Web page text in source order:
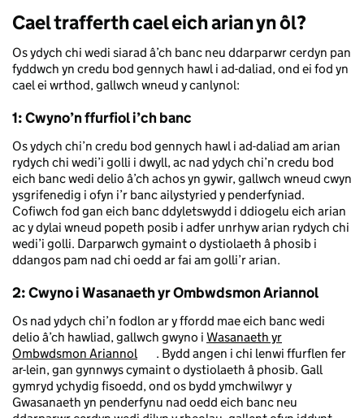
Cael trafferth cael eich arian yn ôl?
Os ydych chi wedi siarad â’ch banc neu ddarparwr cerdyn pan
fyddwch yn credu bod gennych hawl i ad-daliad, ond ei fod yn
cael ei wrthod, gallwch wneud y canlynol:
1: Cwyno’n ffurfiol i’ch banc
Os ydych chi’n credu bod gennych hawl i ad-daliad am arian
rydych chi wedi’i golli i dwyll, ac nad ydych chi’n credu bod
eich banc wedi delio â’ch achos yn gywir, gallwch wneud cwyn
ysgrifenedig i ofyn i’r banc ailystyried y penderfyniad.
Cofiwch fod gan eich banc ddyletswydd i ddiogelu eich arian
ac y dylai wneud popeth posib i adfer unrhyw arian rydych chi
wedi’i golli. Darparwch gymaint o dystiolaeth â phosib i
ddangos pam nad chi oedd ar fai am golli’r arian.
2: Cwyno i Wasanaeth yr Ombwdsmon Ariannol
Os nad ydych chi’n fodlon ar y ffordd mae eich banc wedi
delio â’ch hawliad, gallwch gwyno i Wasanaeth yr
Ombwdsmon Ariannol
. Bydd angen i chi lenwi ffurflen fer
ar-lein, gan gynnwys cymaint o dystiolaeth â phosib. Gall
gymryd ychydig fisoedd, ond os bydd ymchwilwyr y
Gwasanaeth yn penderfynu nad oedd eich banc neu